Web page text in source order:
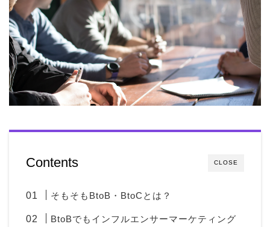
CLOSE
Contents
そもそもBtoB・BtoCとは？
BtoBでもインフルエンサーマーケティング